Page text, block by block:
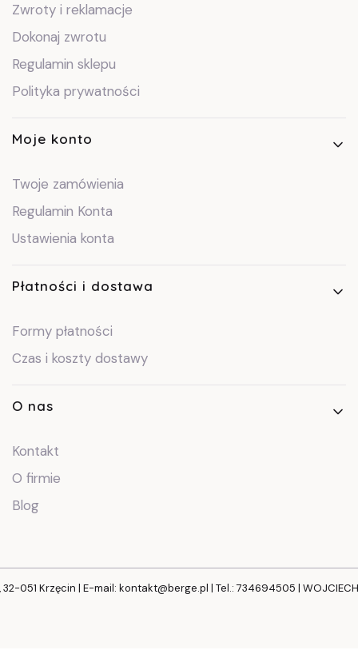
Zwroty i reklamacje
Dokonaj zwrotu
Regulamin sklepu
Polityka prywatności
Moje konto
Twoje zamówienia
Regulamin Konta
Ustawienia konta
Płatności i dostawa
Formy płatności
Czas i koszty dostawy
O nas
Kontakt
O firmie
Blog
051 Krzęcin | E-mail: kontakt@berge.pl | Tel.: 734694505 | WOJCIECH